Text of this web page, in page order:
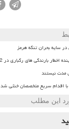
سایه بحران تنگه هرمز
مدت نیستند
اقدام سریع متخصصان خنثی شد
این مطلب